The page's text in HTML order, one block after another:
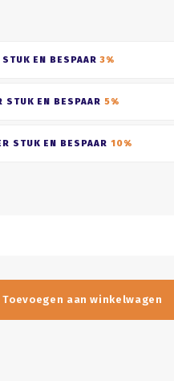
STUK EN BESPAAR3%
STUK EN BESPAAR 5%
STUK EN BESPAAR 10%
Toevoegen aan winkelwagen